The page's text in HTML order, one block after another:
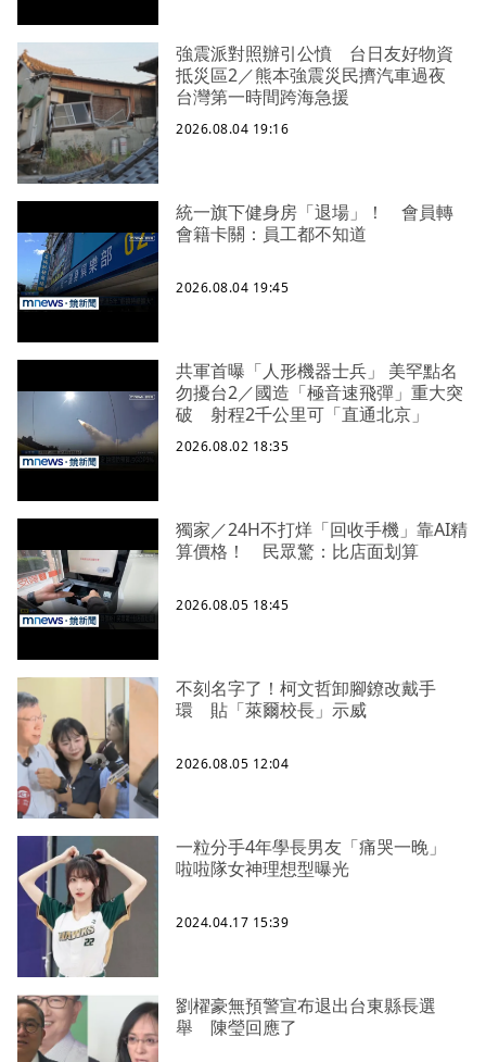
強震派對照辦引公憤 台日友好物資
抵災區2／熊本強震災民擠汽車過夜
台灣第一時間跨海急援
2026.08.04 19:16
統一旗下健身房「退場」！ 會員轉
會籍卡關：員工都不知道
2026.08.04 19:45
共軍首曝「人形機器士兵」 美罕點名
勿擾台2／國造「極音速飛彈」重大突
破 射程2千公里可「直通北京」
2026.08.02 18:35
獨家／24H不打烊「回收手機」靠AI精
算價格！ 民眾驚：比店面划算
2026.08.05 18:45
不刻名字了！柯文哲卸腳鐐改戴手
環 貼「萊爾校長」示威
2026.08.05 12:04
一粒分手4年學長男友「痛哭一晚」
啦啦隊女神理想型曝光
2024.04.17 15:39
劉櫂豪無預警宣布退出台東縣長選
舉 陳瑩回應了